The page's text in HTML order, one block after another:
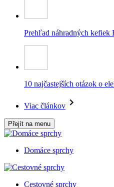
Prehľad náhradných
10 najčastejších otázok o
Viac článkov
Přejít na menu
Domáce sprchy
Cestovné sprchy